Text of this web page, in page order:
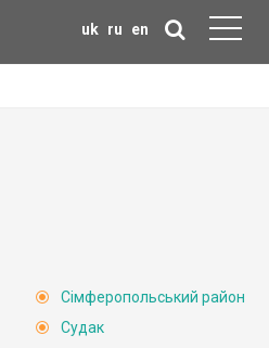
uk ru en
Сімферопольський район
Судак